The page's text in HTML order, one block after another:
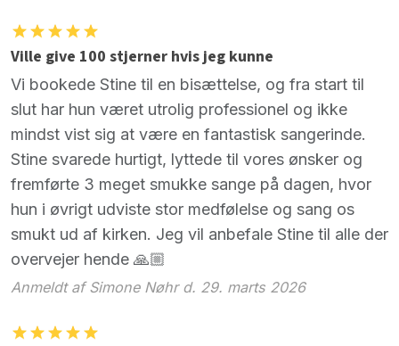
Ville give 100 stjerner hvis jeg kunne
Vi bookede Stine til en bisættelse, og fra start til
slut har hun været utrolig professionel og ikke
mindst vist sig at være en fantastisk sangerinde.
Stine svarede hurtigt, lyttede til vores ønsker og
fremførte 3 meget smukke sange på dagen, hvor
hun i øvrigt udviste stor medfølelse og sang os
smukt ud af kirken. Jeg vil anbefale Stine til alle der
overvejer hende 🙏🏼
Anmeldt af Simone Nøhr d. 29. marts 2026